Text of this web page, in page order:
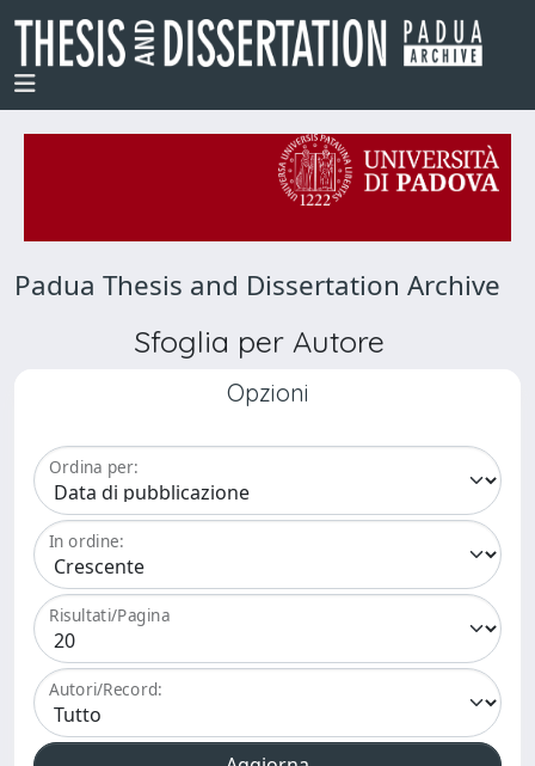
Padua Thesis and Dissertation Archive
Sfoglia per Autore
Opzioni
Ordina per:
In ordine:
Risultati/Pagina
Autori/Record: